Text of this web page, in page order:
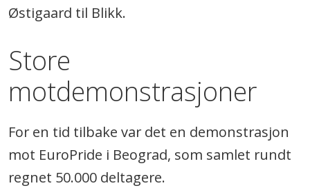
Østigaard til Blikk.
Store
motdemonstrasjoner
For en tid tilbake var det en demonstrasjon
mot EuroPride i Beograd, som samlet rundt
regnet 50.000 deltagere.